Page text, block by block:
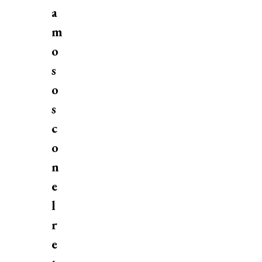
a
m
o
s
o
s
c
o
n
e
l
r
e